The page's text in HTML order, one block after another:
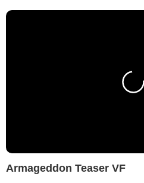
Armageddon Teaser VF